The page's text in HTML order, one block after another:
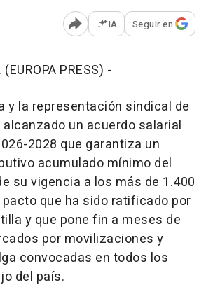
Abrir opciones para
IA Seguir en
PRESS) -
y la representación sindical de
un acuerdo salarial
2028 que garantiza un
acumulado mínimo del
su vigencia a los más de 1.400
que ha sido ratificado por
y que pone fin a meses de
por movilizaciones y
convocadas en todos los
del país.